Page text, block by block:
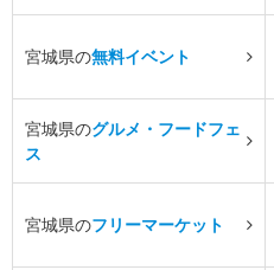
宮城県の無料イベント
宮城県のグルメ・フードフェ
ス
宮城県のフリーマーケット